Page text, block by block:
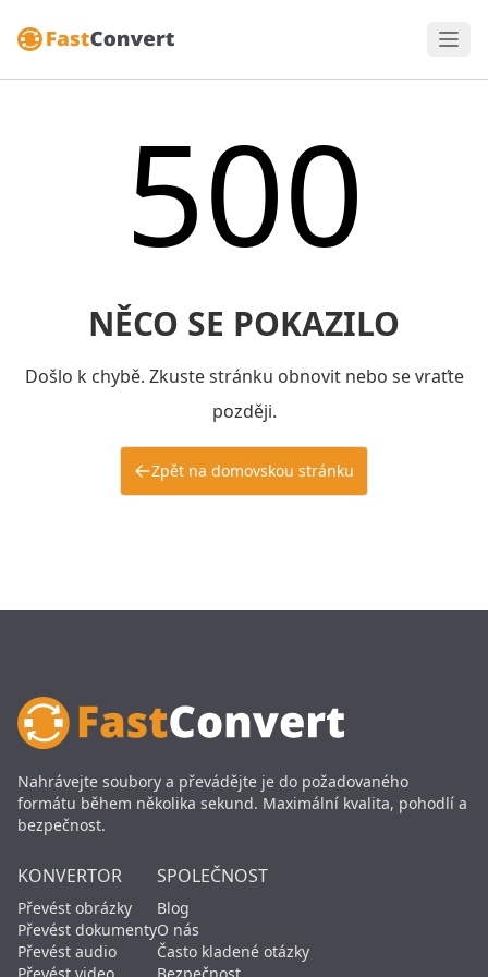
500
NĚCO SE POKAZILO
Došlo k chybě. Zkuste stránku obnovit nebo se vraťte
později.
Zpět na domovskou stránku
Nahrávejte soubory a převádějte je do požadovaného
formátu během několika sekund. Maximální kvalita, pohodlí a
bezpečnost.
KONVERTOR
Převést obrázky
Převést dokumenty
Převést audio
SPOLEČNOST
Blog
O nás
Často kladené otázky